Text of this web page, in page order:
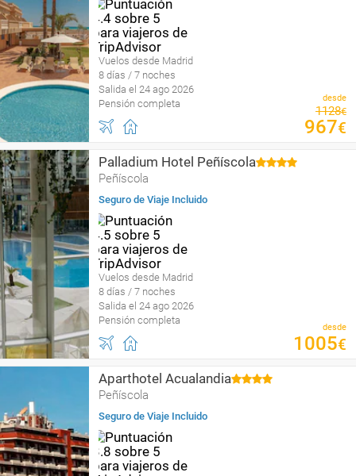
Vuelos desde Madrid
8 días / 7 noches
Salida el 24 ago 2026
Pensión completa
desde
1128€
967€
Palladium Hotel Peñíscola
Peñíscola
Seguro de Viaje Incluido
Vuelos desde Madrid
8 días / 7 noches
Salida el 24 ago 2026
Pensión completa
desde
1005€
Aparthotel Acualandia
Peñíscola
Seguro de Viaje Incluido